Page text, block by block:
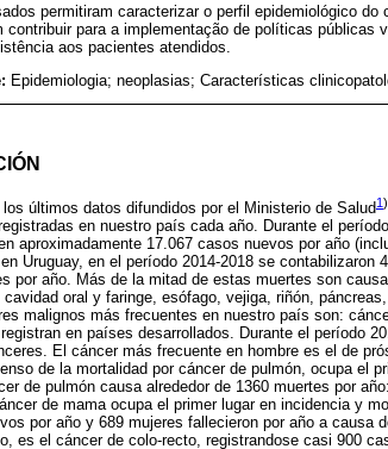
​​permitiram caracterizar o perfil epidemiológico
contribuir para a implementação de políticas públicas
aos pacientes atendidos.
Epidemiologia; neoplasias; Características
los últimos datos difundidos por el Ministerio de Salud1)
en nuestro país cada año. Durante el
aproximadamente 17.067 casos nuevos por año
Uruguay, en el período 2014-2018 se contabilizaron
por año. Más de la mitad de estas muertes son
cavidad oral y faringe, esófago, vejiga, riñón,
malignos más frecuentes en nuestro país son:
en países desarrollados. Durante el período
El cáncer más frecuente en hombre es el de
de la mortalidad por cáncer de pulmón, ocupa el
de pulmón causa alrededor de 1360 muertes por
de mama ocupa el primer lugar en incidencia y
por año y 689 mujeres fallecieron por año a causa
es el cáncer de colo-recto, registrandose casi 900